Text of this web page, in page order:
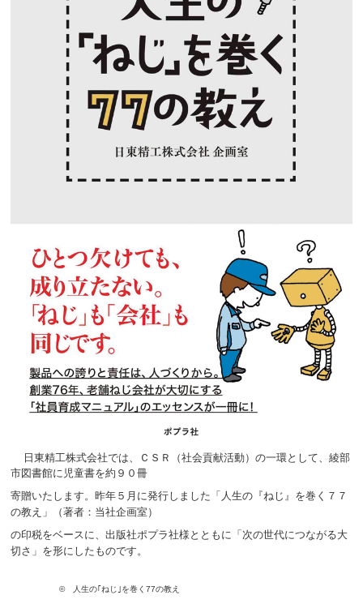
日東精工株式会社では、ＣＳＲ（社会貢献活動）の一環として、綾部
市図書館に児童書を約９０冊
寄贈いたします。 昨年５月に発行しました「人生の『ねじ』を巻く７７
の教え」
（著者：当社企画室）
の印税をベースに、出版社ポプラ社様とともに「次の世代につながる大
切さ」 を形にしたものです。
© 人生の｢ねじ｣を巻く77の教え